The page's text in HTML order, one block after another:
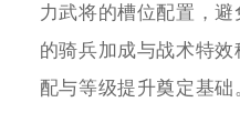
力武将的槽位配置，
的骑兵加成与战术特
配与等级提升奠定基础